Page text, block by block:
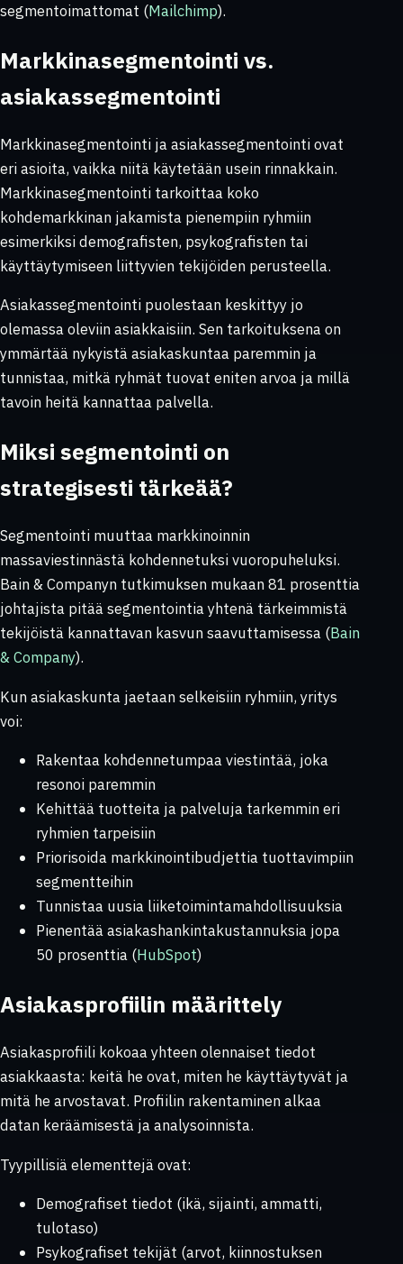
segmentoimattomat (Mailchimp).
Markkinasegmentointi vs.
asiakassegmentointi
Markkinasegmentointi ja asiakassegmentointi ovat
eri asioita, vaikka niitä käytetään usein rinnakkain.
Markkinasegmentointi tarkoittaa koko
kohdemarkkinan jakamista pienempiin ryhmiin
esimerkiksi demografisten, psykografisten tai
käyttäytymiseen liittyvien tekijöiden perusteella.
Asiakassegmentointi puolestaan keskittyy jo
olemassa oleviin asiakkaisiin. Sen tarkoituksena on
ymmärtää nykyistä asiakaskuntaa paremmin ja
tunnistaa, mitkä ryhmät tuovat eniten arvoa ja millä
tavoin heitä kannattaa palvella.
Miksi segmentointi on
strategisesti tärkeää?
Segmentointi muuttaa markkinoinnin
massaviestinnästä kohdennetuksi vuoropuheluksi.
Bain & Companyn tutkimuksen mukaan 81 prosenttia
johtajista pitää segmentointia yhtenä tärkeimmistä
tekijöistä kannattavan kasvun saavuttamisessa (Bain
& Company).
Kun asiakaskunta jaetaan selkeisiin ryhmiin, yritys
voi:
Rakentaa kohdennetumpaa viestintää, joka
resonoi paremmin
Kehittää tuotteita ja palveluja tarkemmin eri
ryhmien tarpeisiin
Priorisoida markkinointibudjettia tuottavimpiin
segmentteihin
Tunnistaa uusia liiketoimintamahdollisuuksia
Pienentää asiakashankintakustannuksia jopa
50 prosenttia (HubSpot)
Asiakasprofiilin määrittely
Asiakasprofiili kokoaa yhteen olennaiset tiedot
asiakkaasta: keitä he ovat, miten he käyttäytyvät ja
mitä he arvostavat. Profiilin rakentaminen alkaa
datan keräämisestä ja analysoinnista.
Tyypillisiä elementtejä ovat:
Demografiset tiedot (ikä, sijainti, ammatti,
tulotaso)
Psykografiset tekijät (arvot, kiinnostuksen